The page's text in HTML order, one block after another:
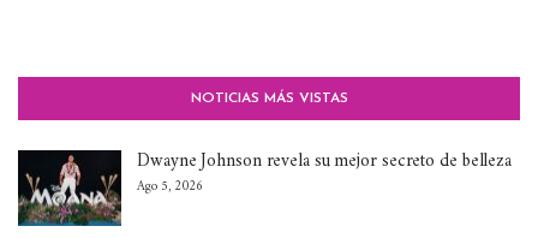
NOTICIAS MÁS VISTAS
Dwayne Johnson revela su mejor secreto de belleza
Ago 5, 2026